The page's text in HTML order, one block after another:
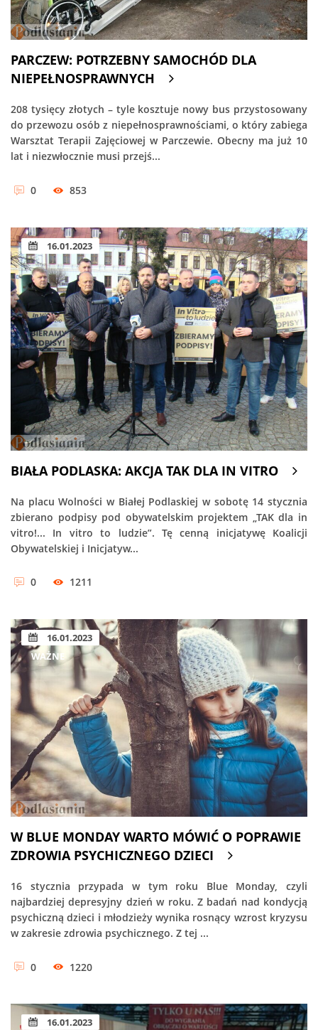
PARCZEW: POTRZEBNY SAMOCHÓD DLA
NIEPEŁNOSPRAWNYCH
208 tysięcy złotych – tyle kosztuje nowy bus przystosowany
do przewozu osób z niepełnosprawnościami, o który zabiega
Warsztat Terapii Zajęciowej w Parczewie. Obecny ma już 10
lat i niezwłocznie musi przejś...
0 853
16.01.2023
BIAŁA PODLASKA: AKCJA TAK DLA IN VITRO
Na placu Wolności w Białej Podlaskiej w sobotę 14 stycznia
zbierano podpisy pod obywatelskim projektem „TAK dla in
vitro!... In vitro to ludzie”. Tę cenną inicjatywę Koalicji
Obywatelskiej i Inicjatyw...
0 1211
16.01.2023
WAŻNE
W BLUE MONDAY WARTO MÓWIĆ O POPRAWIE
ZDROWIA PSYCHICZNEGO DZIECI
16 stycznia przypada w tym roku Blue Monday, czyli
najbardziej depresyjny dzień w roku. Z badań nad kondycją
psychiczną dzieci i młodzieży wynika rosnący wzrost kryzysu
w zakresie zdrowia psychicznego. Z tej ...
0 1220
16.01.2023